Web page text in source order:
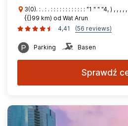
3(0). : . : . : : : : : : : : : : : : "1 " " "4, ) , ,
{{}99 km) od Wat Arun
4,41
(56 reviews)
Parking Basen
Sprawdź